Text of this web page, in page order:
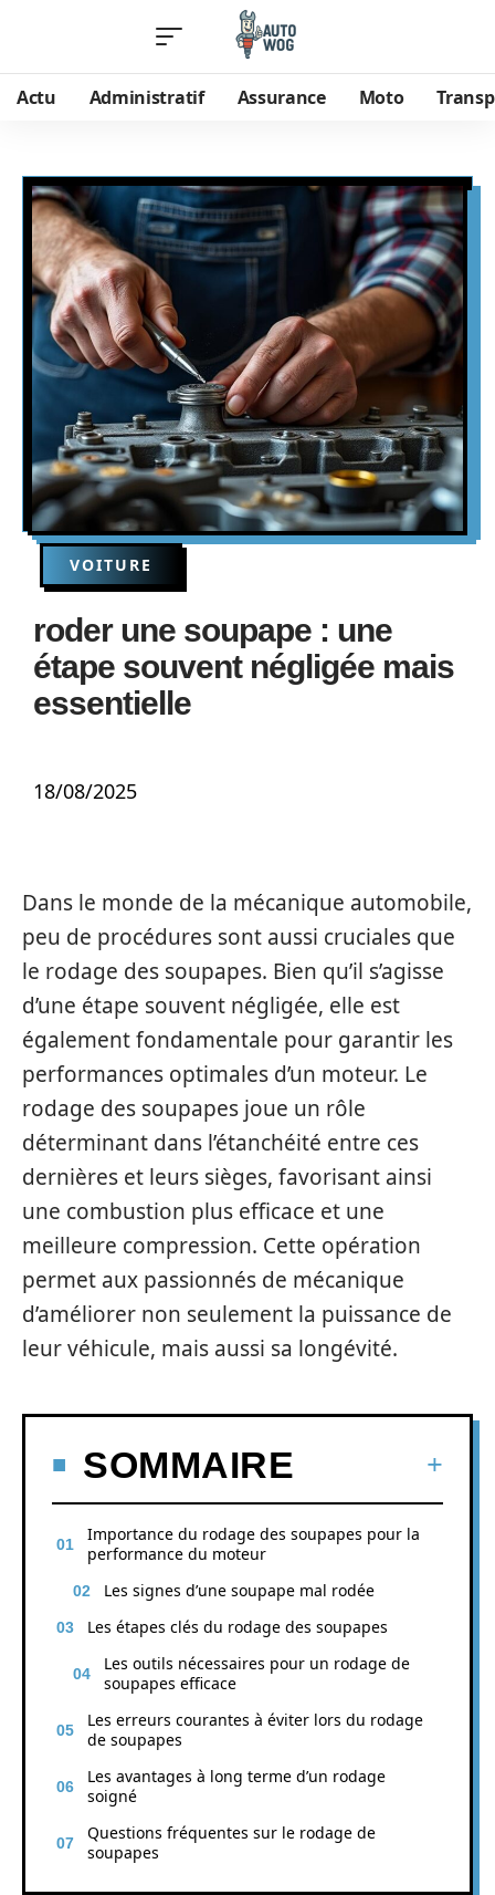
Actu Administratif Assurance Moto
VOITURE
roder une soupape : une
étape souvent négligée mais
essentielle
18/08/2025
Dans le monde de la mécanique automobile,
peu de procédures sont aussi cruciales que
le rodage des soupapes. Bien qu’il s’agisse
d’une étape souvent négligée, elle est
également fondamentale pour garantir les
performances optimales d’un moteur. Le
rodage des soupapes joue un rôle
déterminant dans l’étanchéité entre ces
dernières et leurs sièges, favorisant ainsi
une combustion plus efficace et une
meilleure compression. Cette opération
permet aux passionnés de mécanique
d’améliorer non seulement la puissance de
leur véhicule, mais aussi sa longévité.
SOMMAIRE
Importance du rodage des soupapes pour la
performance du moteur
Les signes d’une soupape mal rodée
Les étapes clés du rodage des soupapes
Les outils nécessaires pour un rodage de
soupapes efficace
Les erreurs courantes à éviter lors du rodage
de soupapes
Les avantages à long terme d’un rodage
soigné
Questions fréquentes sur le rodage de
soupapes